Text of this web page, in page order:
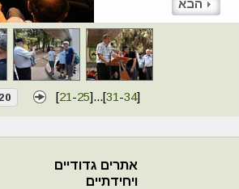
הבא
20 [21 -25]...[31 -34]
אתרים גדודיים
ויחידתיים